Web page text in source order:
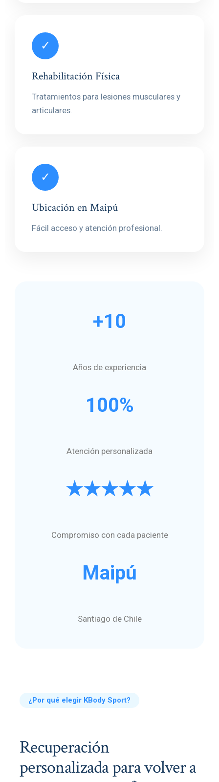
✓
Rehabilitación Física
Tratamientos para lesiones musculares y
articulares.
✓
Ubicación en Maipú
Fácil acceso y atención profesional.
+10
Años de experiencia
100%
Atención personalizada
★★★★★
Compromiso con cada paciente
Maipú
Santiago de Chile
¿Por qué elegir KBody Sport?
Recuperación
personalizada para volver a